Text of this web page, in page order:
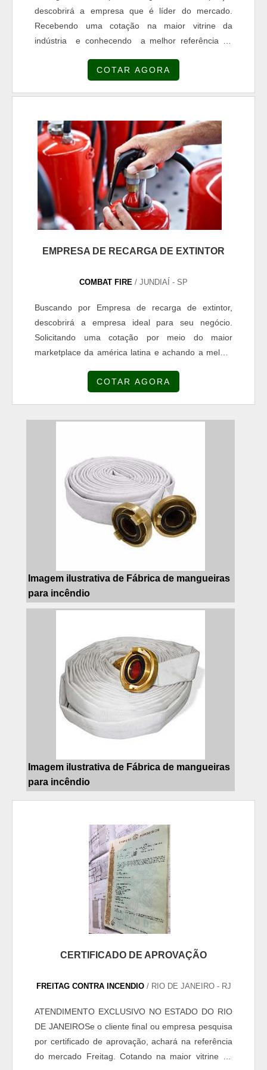
descobrirá a empresa que é líder do mercado.
Recebendo uma cotação na maior vitrine da
indústria e conhecendo a melhor referência do
EXTINTOR PREÇOQuem precisa de Recarga de
Fire. Empresa especializada em escada vazada de
que há de melhor na atualidad...
COTAR AGORA
EMPRESA DE RECARGA DE EXTINTOR
COMBAT FIRE / JUNDIAÍ - SP
Buscando por Empresa de recarga de extintor,
descobrirá a empresa ideal para seu negócio.
Solicitando uma cotação por meio do maior
marketplace da américa latina e achando a melhor
INFORMAÇÕES INTERESSANTES SOBRE
profissiográfi...
COTAR AGORA
Imagem ilustrativa de Fábrica de mangueiras
para incêndio
Imagem ilustrativa de Fábrica de mangueiras
para incêndio
CERTIFICADO DE APROVAÇÃO
FREITAG CONTRA INCENDIO/ RIO DE JANEIRO - RJ
ATENDIMENTO EXCLUSIVO NO ESTADO DO RIO
DE JANEIROSe o cliente final ou empresa pesquisa
por certificado de aprovação, achará na referência
do mercado Freitag. Cotando na maior vitrine da